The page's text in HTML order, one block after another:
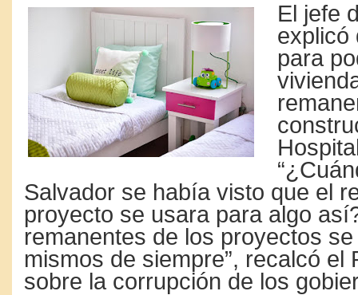
El jefe
explicó
para
Salvador se había visto que el
proyecto se usara para algo
remanentes de los proyectos
mismos de siempre”, recalcó el
sobre la corrupción de los